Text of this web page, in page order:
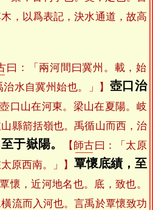
，以爲表記，決水通道，故高
曰：「兩河間曰冀州。載，始
水自冀州始也。」】 壺口治
口山在河東。梁山在夏陽。岐
縣箭括嶺也。禹循山而西，治
于嶽陽。 【 師古曰：「太原
原西南。」】 覃懷底績，至
懷，近河地名也。底，致也。
流而入河也。言禹於覃懷致功